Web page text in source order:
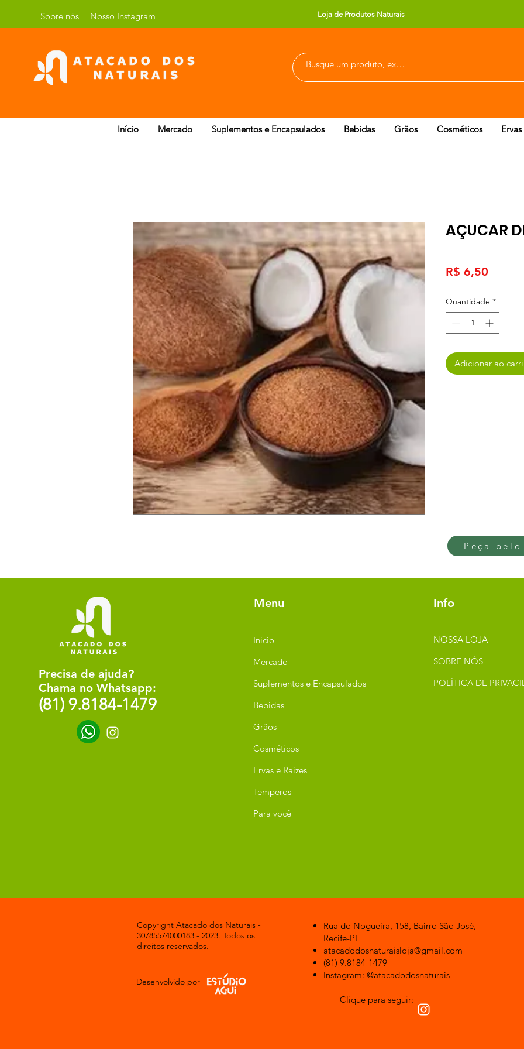
Sobre nós Nosso Instagram Loja de Produtos Naturais
Início Mercado Suplementos e Encapsulados Bebidas Grãos Cosméticos
AÇUCAR
R$ 6,50
Quantidade *
Adicionar ao
Peça
Precisa de ajuda?
Chama no Whatsapp:
(81) 9.8184-1479
Menu
Início
Mercado
Suplementos e Encapsulados
Bebidas
Grãos
Cosméticos
Ervas e Raízes
Temperos
Para você
Info
NOSSA LOJA
SOBRE NÓS
POLÍTICA DE
Copyright Atacado dos Naturais -
30785574000183 - 2023. Todos os
direitos reservados.
Desenvolvido por
Rua do Nogueira, 158, Bairro São José,
Recife-PE
atacadodosnaturaisloja@gmail.com
(81) 9.8184-1479
Instagram: @atacadodosnaturais
Clique para seguir: